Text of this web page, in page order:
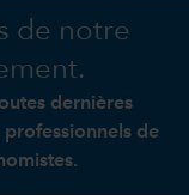
de notre
dernières
professionnels de